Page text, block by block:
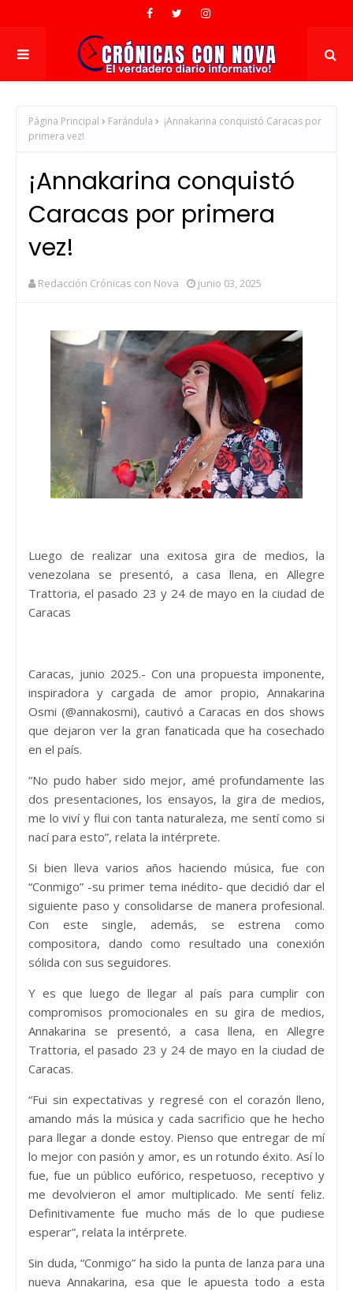
Página Principal Farándula
¡Annakarina conquistó Caracas por
primera vez!
¡Annakarina conquistó
Caracas por primera
vez!
Redacción Crónicas con Nova junio 03, 2025
Luego de realizar una exitosa gira de medios, la
venezolana se presentó, a casa llena, en Allegre
Trattoria, el pasado 23 y 24 de mayo en la ciudad de
Caracas
Caracas, junio 2025.- Con una propuesta imponente,
inspiradora y cargada de amor propio, Annakarina
Osmi (@annakosmi), cautivó a Caracas en dos shows
que dejaron ver la gran fanaticada que ha cosechado
en el país.
“No pudo haber sido mejor, amé profundamente las
dos presentaciones, los ensayos, la gira de medios,
me lo viví y flui con tanta naturaleza, me sentí como si
nací para esto”, relata la intérprete.
Si bien lleva varios años haciendo música, fue con
“Conmigo” -su primer tema inédito- que decidió dar el
siguiente paso y consolidarse de manera profesional.
Con este single, además, se estrena como
compositora, dando como resultado una conexión
sólida con sus seguidores.
Y es que luego de llegar al país para cumplir con
compromisos promocionales en su gira de medios,
Annakarina se presentó, a casa llena, en Allegre
Trattoria, el pasado 23 y 24 de mayo en la ciudad de
Caracas.
“Fui sin expectativas y regresé con el corazón lleno,
amando más la música y cada sacrificio que he hecho
para llegar a donde estoy. Pienso que entregar de mí
lo mejor con pasión y amor, es un rotundo éxito. Así lo
fue, fue un público eufórico, respetuoso, receptivo y
me devolvieron el amor multiplicado. Me sentí feliz.
Definitivamente fue mucho más de lo que pudiese
esperar”, relata la intérprete.
Sin duda, “Conmigo” ha sido la punta de lanza para una
nueva Annakarina, esa que le apuesta todo a esta